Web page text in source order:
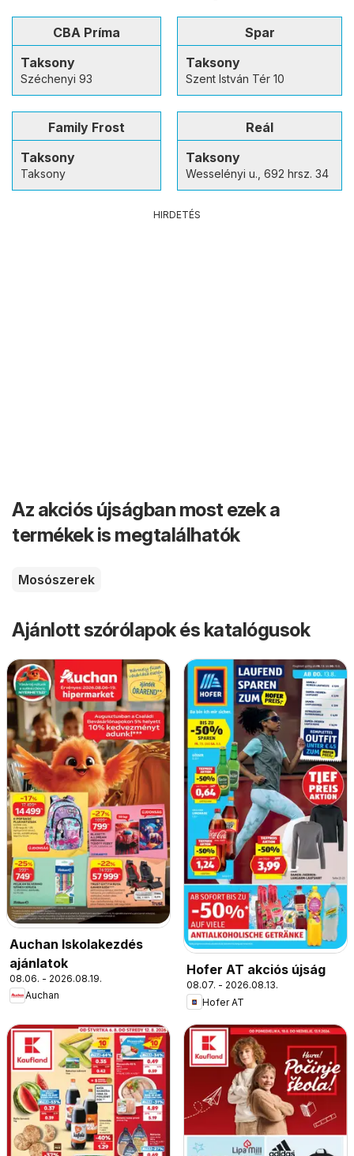
CBA Príma
Taksony
Széchenyi 93
Spar
Taksony
Szent István Tér 10
Family Frost
Taksony
Taksony
Reál
Taksony
Wesselényi u., 692 hrsz. 34
HIRDETÉS
Az akciós újságban most ezek a
termékek is megtalálhatók
Mosószerek
Ajánlott szórólapok és katalógusok
Auchan Iskolakezdés
ajánlatok
08.06. - 2026.08.19.
Auchan
Hofer AT akciós újság
08.07. - 2026.08.13.
Hofer AT